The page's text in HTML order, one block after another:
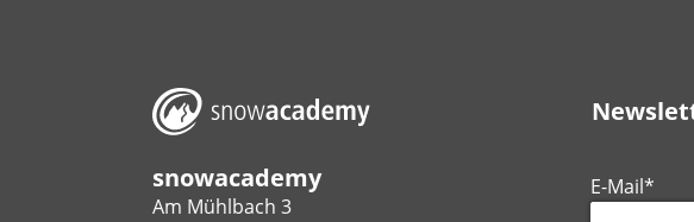
snowacademy
Am Mühlbach 3
E-Mail*